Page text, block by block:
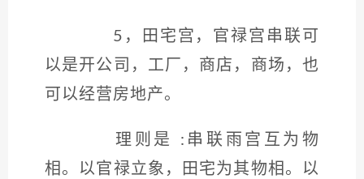
5，田宅宫，官禄宫串联可
以是开公司，工厂，商店，商场，也
可以经营房地产。
理则是 :串联雨宫互为物
相。以官禄立象，田宅为其物相。以